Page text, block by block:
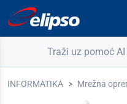
Traži uz pomoć AI
INFORMATIKA Mrežna